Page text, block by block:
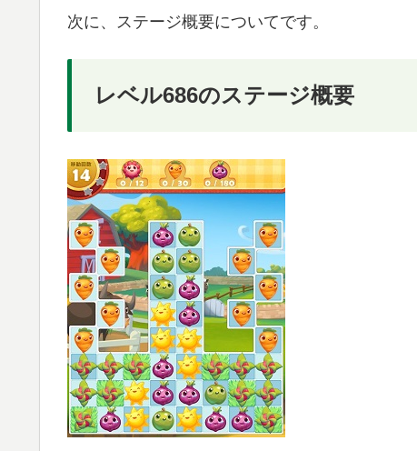
次に、ステージ概要についてです。
レベル686のステージ概要